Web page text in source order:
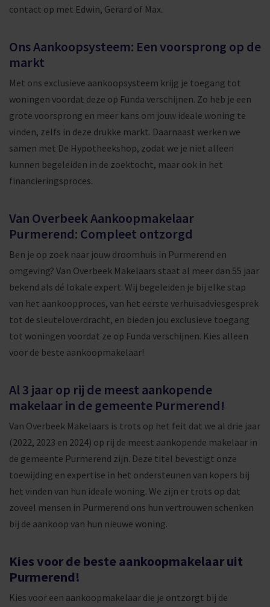
contact op met Edwin, Gerard of Max.
Ons Aankoopsysteem: Een voorsprong op de
markt
Met ons exclusieve aankoopsysteem krijg je toegang tot
woningen voordat deze op Funda verschijnen. Zo heb je een
grote voorsprong en meer kans om jouw ideale woning te
vinden, zelfs in deze drukke markt. Daarnaast werken we
samen met De Hypotheekshop, zodat we je niet alleen
kunnen begeleiden in de zoektocht, maar ook in het
financieringsproces.
Van Overbeek Aankoopmakelaar
Purmerend: Compleet ontzorgd
Ben je op zoek naar jouw droomhuis in Purmerend en
omgeving? Van Overbeek Makelaars staat al meer dan 55 jaar
bekend als dé lokale expert. Wij begeleiden je bij elke stap
van het aankoopproces, van het eerste verhuisadviesgesprek
tot de sleuteloverdracht, en bieden jou exclusieve toegang
tot woningen voordat ze op Funda verschijnen. Kies alleen
voor de beste aankoopmakelaar!
Al 3 jaar op rij de meest aankopende
makelaar in de gemeente Purmerend!
Van Overbeek Makelaars is trots op het feit dat we al drie jaar
(2022, 2023 en 2024) op rij de meest aankopende makelaar in
de gemeente Purmerend zijn. Deze titel bevestigt onze
toewijding en expertise in het ondersteunen van kopers bij
het vinden van hun ideale woning. We zijn er trots op dat
zoveel mensen in Purmerend ons hun vertrouwen schenken
bij de aankoop van hun nieuwe woning.
Kies voor de beste aankoopmakelaar uit
Purmerend!
Kies voor een aankoopmakelaar die je ontzorgt bij de